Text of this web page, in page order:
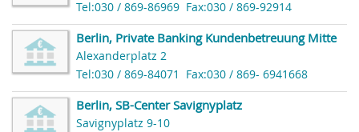
Tel:030 / 869-86969 Fax:030 / 869-92914
Berlin, Private Banking Kundenbetreuung Mitte
Alexanderplatz 2
Tel:030 / 869-84071
Fax:030 / 869- 6941668
Berlin, SB-Center Savignyplatz
Savignyplatz 9-10